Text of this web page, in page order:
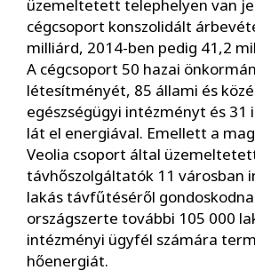
üzemeltetett telephelyen van
cégcsoport konszolidált
milliárd, 2014-ben pedig 41,2
A cégcsoport 50 hazai
létesítményét, 85 állami és
egészségügyi intézményt és
lát el energiával. Emellett a
Veolia csoport által
távhőszolgáltatók 11 városban
lakás távfűtéséről
országszerte további 105 000
intézményi ügyfél számára
hőenergiát.